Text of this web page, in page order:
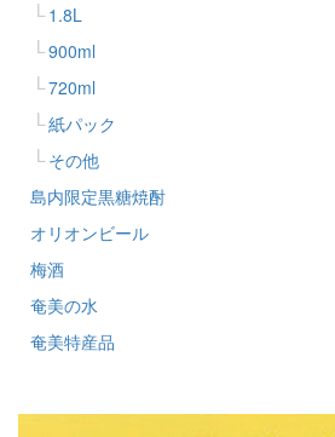
1.8L
900ml
720ml
紙パック
その他
島内限定黒糖焼酎
オリオンビール
梅酒
奄美の水
奄美特産品